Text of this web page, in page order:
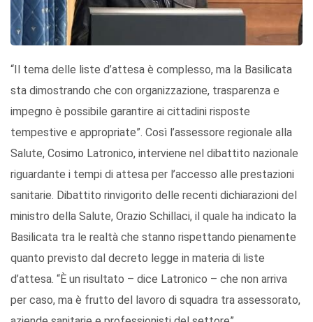
“Il tema delle liste d’attesa è complesso, ma la Basilicata
sta dimostrando che con organizzazione, trasparenza e
impegno è possibile garantire ai cittadini risposte
tempestive e appropriate”. Così l’assessore regionale alla
Salute, Cosimo Latronico, interviene nel dibattito nazionale
riguardante i tempi di attesa per l’accesso alle prestazioni
sanitarie. Dibattito rinvigorito delle recenti dichiarazioni del
ministro della Salute, Orazio Schillaci, il quale ha indicato la
Basilicata tra le realtà che stanno rispettando pienamente
quanto previsto dal decreto legge in materia di liste
d’attesa. “È un risultato – dice Latronico – che non arriva
per caso, ma è frutto del lavoro di squadra tra assessorato,